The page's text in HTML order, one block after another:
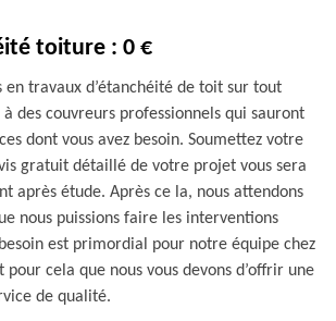
toiture : 0 €
en travaux d’étanchéité de toit sur tout
des couvreurs professionnels qui sauront
dont vous avez besoin. Soumettez votre
gratuit détaillé de votre projet vous sera
après étude. Après ce la, nous attendons
nous puissions faire les interventions
est primordial pour notre équipe chez
pour cela que nous vous devons d’offrir une
de qualité.